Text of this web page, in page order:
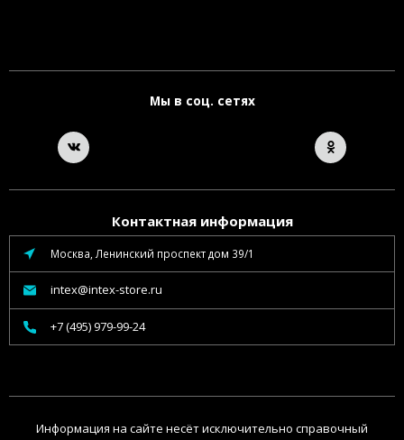
Мы в соц. сетях
Контактная информация
Москва, Ленинский проспект дом 39/1
intex@intex-store.ru
+7 (495) 979-99-24
Информация на сайте несёт исключительно справочный